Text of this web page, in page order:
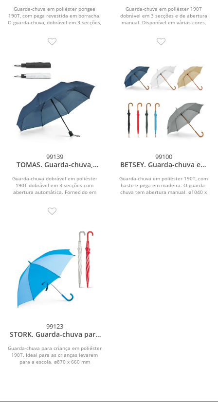
com abertura e fecho
automático
Guarda-chuva em poliéster pongee
190T, com pega revestida em borracha.
O guarda-chuva, dobrável em 3 secções,
Guarda-chuva em poliéster 190T
dobrável em 3 secções e de abertura
manual. Disponível em várias cores,
99139
TOMAS. Guarda-chuva,
com abertura automática
Guarda-chuva dobrável em poliéster
190T dobrável em 3 secções com
abertura automática. Fornecido em
99100
BETSEY. Guarda-chuva em
Guarda-chuva em poliéster 190T, com
haste e pega em madeira. O guarda-
chuva tem abertura manual. ø1040 x
99123
STORK. Guarda-chuva para
Guarda-chuva para criança em poliéster
190T. Ideal para as crianças levarem
para a escola. ø870 x 660 mm